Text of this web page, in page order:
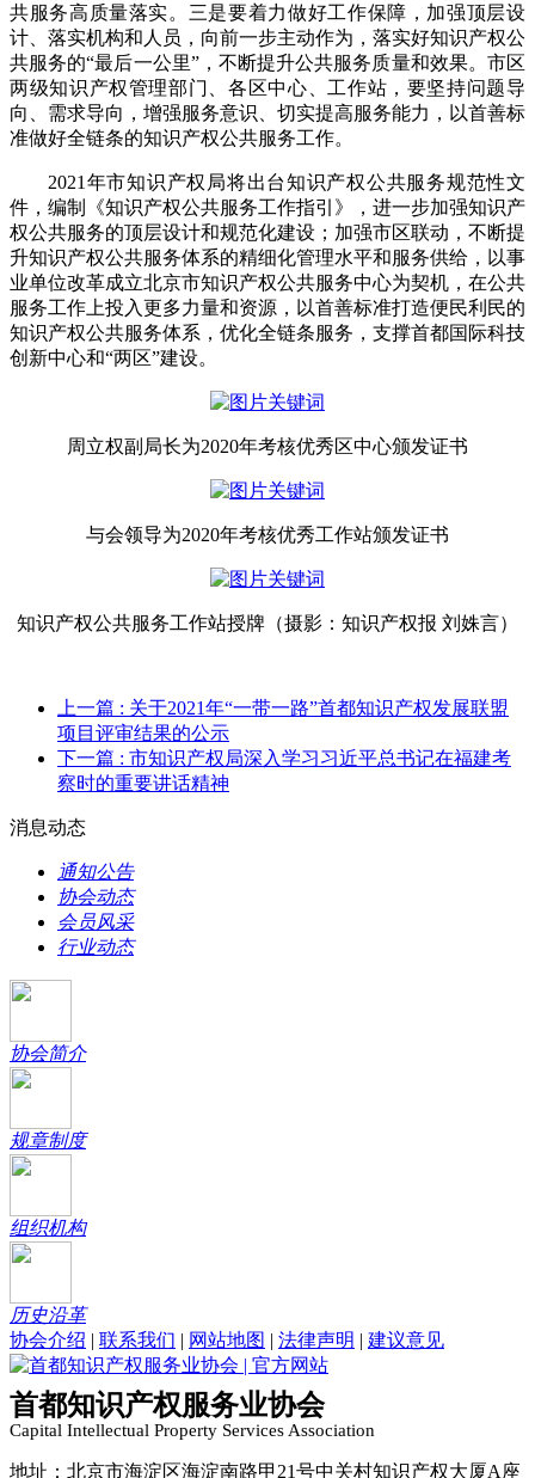
共服务高质量落实。三是要着力做好工作保障，加强顶层设
计、落实机构和人员，向前一步主动作为，落实好知识产权公
共服务的“最后一公里”，不断提升公共服务质量和效果。市区
两级知识产权管理部门、各区中心、工作站，要坚持问题导
向、需求导向，增强服务意识、切实提高服务能力，以首善标
准做好全链条的知识产权公共服务工作。
2021年市知识产权局将出台知识产权公共服务规范性文
件，编制《知识产权公共服务工作指引》，进一步加强知识产
权公共服务的顶层设计和规范化建设；加强市区联动，不断提
升知识产权公共服务体系的精细化管理水平和服务供给，以事
业单位改革成立北京市知识产权公共服务中心为契机，在公共
服务工作上投入更多力量和资源，以首善标准打造便民利民的
知识产权公共服务体系，优化全链条服务，支撑首都国际科技
创新中心和“两区”建设。
周立权副局长为2020年考核优秀区中心颁发证书
与会领导为2020年考核优秀工作站颁发证书
知识产权公共服务工作站授牌（摄影：知识产权报 刘姝言）
上一篇 : 关于2021年“一带一路”首都知识产权发展联盟
项目评审结果的公示
下一篇 : 市知识产权局深入学习习近平总书记在福建考
察时的重要讲话精神
消息动态
通知公告
协会动态
会员风采
行业动态
协会简介
规章制度
组织机构
历史沿革
协会介绍
联系我们 网站地图 法律声明 建议意见
首都知识产权服务业协会
Capital Intellectual Property Services Association
地址：北京市海淀区海淀南路甲21号中关村知识产权大厦A座